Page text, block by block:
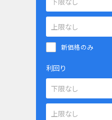
新価格のみ
利回り